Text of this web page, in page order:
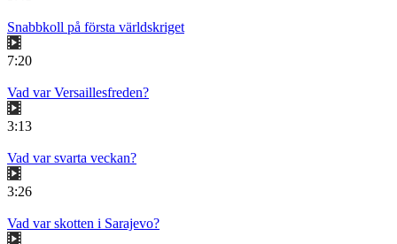
Snabbkoll på första världskriget
7:20
Vad var Versaillesfreden?
3:13
Vad var svarta veckan?
3:26
Vad var skotten i Sarajevo?